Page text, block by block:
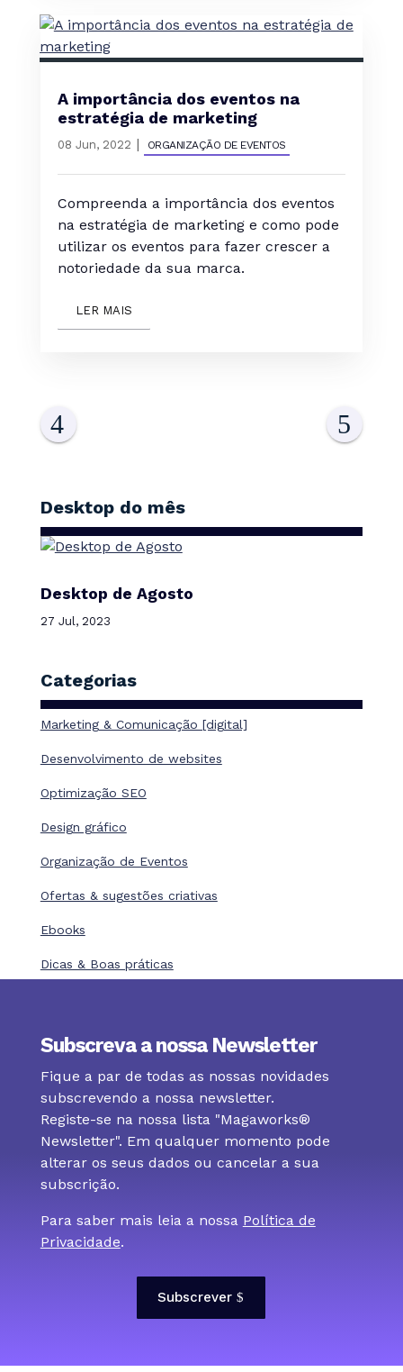
A importância dos eventos na
estratégia de marketing
08 Jun, 2022 | ORGANIZAÇÃO DE EVENTOS
Compreenda a importância dos eventos
na estratégia de marketing e como pode
utilizar os eventos para fazer crescer a
notoriedade da sua marca.
LER MAIS
Desktop do mês
Desktop de Agosto
27 Jul, 2023
Categorias
Marketing & Comunicação [digital]
Desenvolvimento de websites
Optimização SEO
Design gráfico
Organização de Eventos
Ofertas & sugestões criativas
Ebooks
Dicas & Boas práticas
Subscreva a nossa Newsletter
Fique a par de todas as nossas novidades
subscrevendo a nossa newsletter.
Registe-se na nossa lista "Magaworks®
Newsletter". Em qualquer momento pode
alterar os seus dados ou cancelar a sua
subscrição.
Para saber mais leia a nossa Política de
Privacidade.
Subscrever